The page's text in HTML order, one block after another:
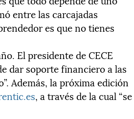
entre las carcajadas
es que no tienes
El presidente de CECE
dar soporte financiero a las
Además, la próxima edición
, a través de la cual “se